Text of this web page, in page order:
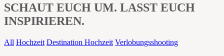
SCHAUT EUCH UM. LASST EUCH
INSPIRIEREN.
All Hochzeit Destination Hochzeit Verlobungsshooting